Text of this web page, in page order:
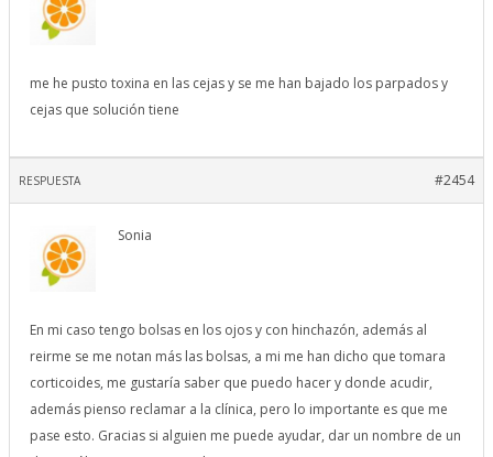
me he pusto toxina en las cejas y se me han bajado los parpados y
cejas que solución tiene
#2454
RESPUESTA
Sonia
En mi caso tengo bolsas en los ojos y con hinchazón, además al
reirme se me notan más las bolsas, a mi me han dicho que tomara
corticoides, me gustaría saber que puedo hacer y donde acudir,
además pienso reclamar a la clínica, pero lo importante es que me
pase esto. Gracias si alguien me puede ayudar, dar un nombre de un